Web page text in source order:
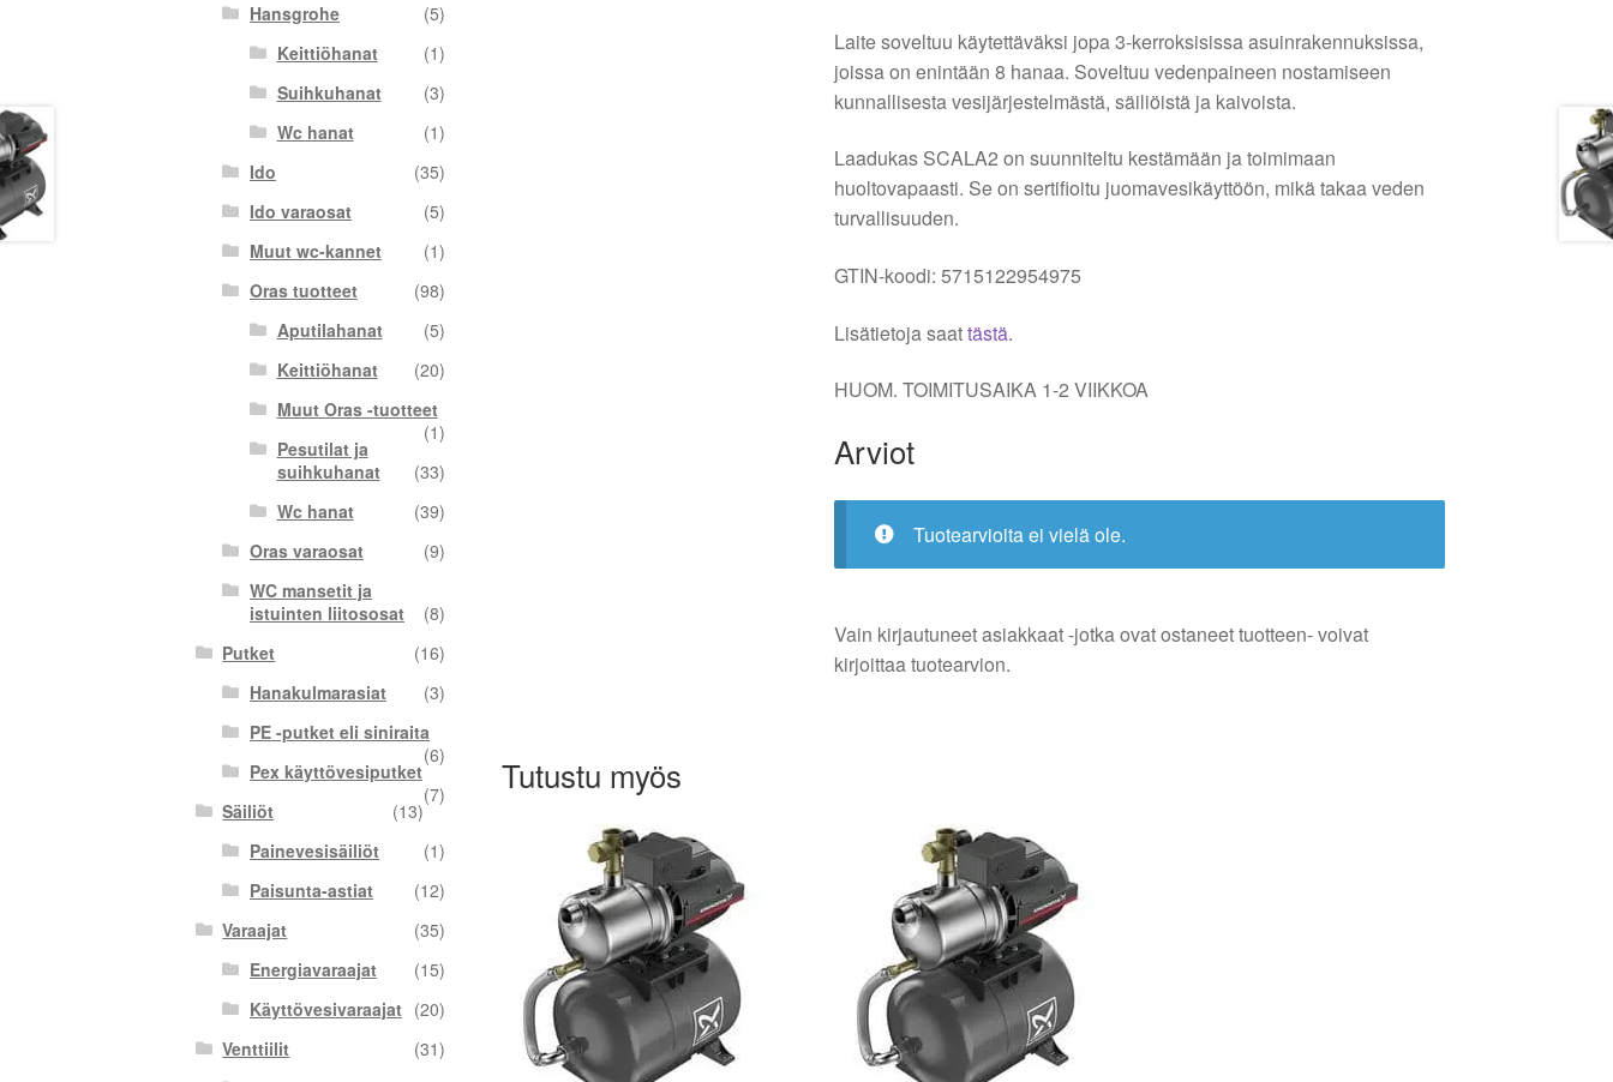
Laite soveltuu käytettäväksi jopa 3-kerroksisissa asuinrakennuksissa,
joissa on enintään 8 hanaa. Soveltuu vedenpaineen nostamiseen
kunnallisesta vesijärjestelmästä, säiliöistä ja kaivoista.
Laadukas SCALA2 on suunniteltu kestämään ja toimimaan
huoltovapaasti. Se on sertifioitu juomavesikäyttöön, mikä takaa veden
turvallisuuden.
GTIN-koodi: 5715122954975
Lisätietoja saattästä.
HUOM. TOIMITUSAIKA 1-2 VIIKKOA
Arviot
Tuotearvioita ei vielä ole.
Vain kirjautuneet asiakkaat -jotka ovat ostaneet tuotteen- voivat
kirjoittaa tuotearvion.
Tutustu myös
Hansgrohe
(5)
Keittiöhanat
(1)
Suihkuhanat
(3)
Wc hanat
(1)
Ido
(35)
Ido varaosat
(5)
Muut wc-kannet
(1)
Oras tuotteet
(98)
Aputilahanat
(5)
Keittiöhanat
(20)
Muut Oras -tuotteet
(1)
Pesutilat ja
suihkuhanat
(33)
Wc hanat
(39)
Oras varaosat
(9)
WC mansetit ja
istuinten liitososat
(8)
Putket
(16)
Hanakulmarasiat
(3)
PE -putket eli siniraita
(6)
Pex käyttövesiputket
(7)
Säiliöt
(13)
Painevesisäiliöt
(1)
Paisunta-astiat
(12)
Varaajat
(35)
Energiavaraajat
(15)
Käyttövesivaraajat (20)
Venttiilit
(31)